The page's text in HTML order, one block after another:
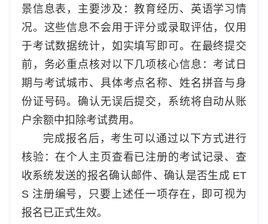
景信息表，主要涉及：教育经历、英语学习情
况。这些信息不会用于评分或录取评估，仅用
于考试数据统计，如实填写即可。在最终提交
前，务必重点核对以下几项核心信息：考试日
期与考试城市、具体考点名称、姓名拼音与身
份证号码。确认无误后提交，系统将自动从账
户余额中扣除考试费用。
完成报名后，考生可以通过以下方式进行
核验：在个人主页查看已注册的考试记录、查
收系统发送的报名确认邮件、确认是否生成 ET
S 注册编号，只要上述任一项存在，即可视为
报名已正式生效。